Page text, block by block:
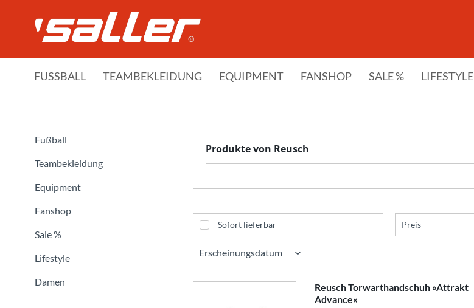
FUSSBALL TEAMBEKLEIDUNG EQUIPMENT FANSHOP SALE % LIFESTYLE
Fußball
Teambekleidung
Equipment
Fanshop
Sale %
Lifestyle
Damen
Produkte von Reusch
Sofort lieferbar Preis
Reusch Torwarthandschuh »Attrakt
Advance«